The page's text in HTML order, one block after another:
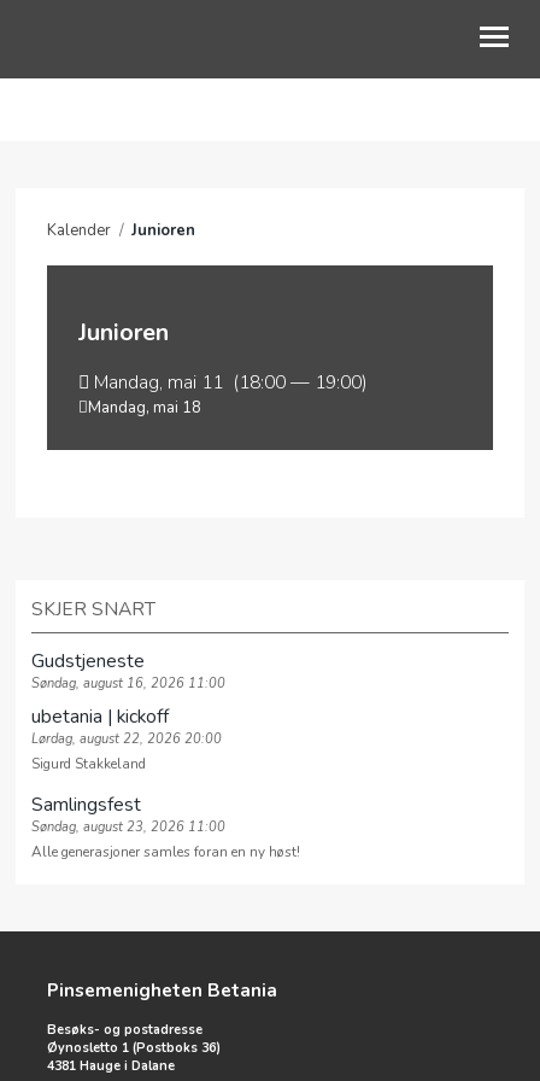
FOR DEG
GI EN GAVE
FØLG OSS PÅ LINKTR.EE
Kalender / Junioren
Junioren
Mandag, mai 11 (18:00 — 19:00)
Mandag, mai 18
SKJER SNART
Gudstjeneste
Søndag, august 16, 2026 11:00
ubetania | kickoff
Lørdag, august 22, 2026 20:00
Sigurd Stakkeland
Samlingsfest
Søndag, august 23, 2026 11:00
Alle generasjoner samles foran en ny høst!
Pinsemenigheten Betania
Besøks- og postadresse
Øynosletto 1 (Postboks 36)
4381 Hauge i Dalane